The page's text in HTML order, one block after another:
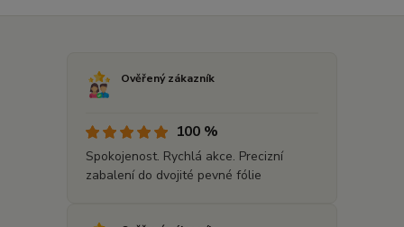
Ověřený zákazník
100 %
Spokojenost. Rychlá akce. Precizní
zabalení do dvojité pevné fólie